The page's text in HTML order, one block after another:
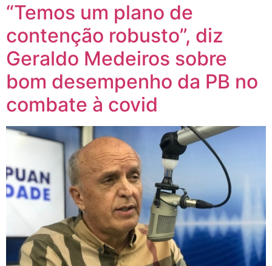
“Temos um plano de
contenção robusto”, diz
Geraldo Medeiros sobre
bom desempenho da PB no
combate à covid